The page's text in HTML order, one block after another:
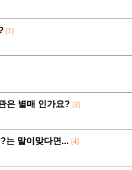
[1]
은 별매 인가요? [3]
는 말이맞다면... [4]